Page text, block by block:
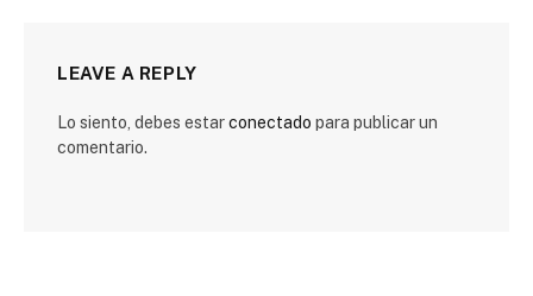
LEAVE A REPLY
Lo siento, debes estarconectado para publicar un
comentario.